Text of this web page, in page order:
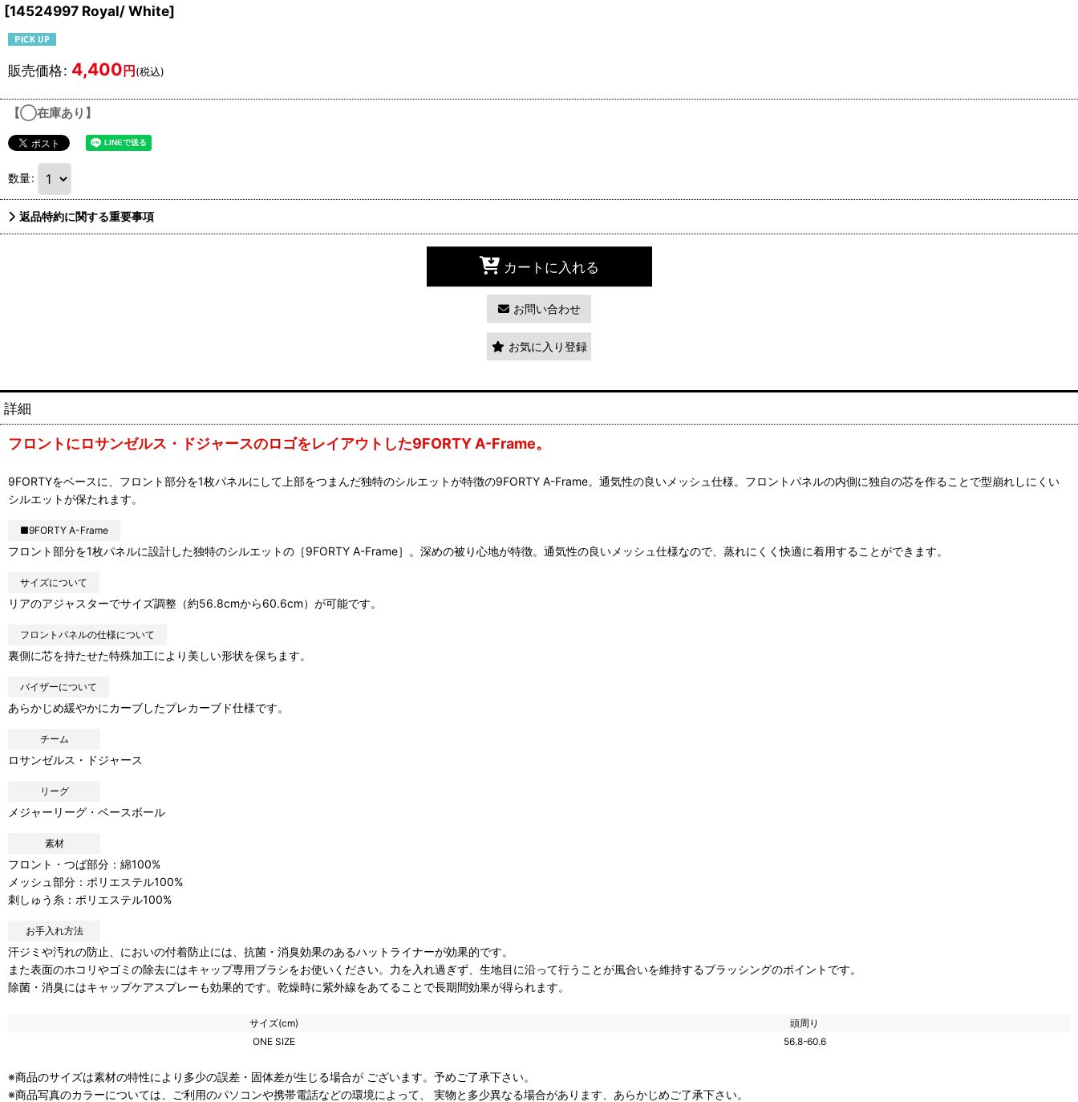
[14524997 Royal/ White]
販売価格: 4,400 円 (税込)
【◯在庫あり】
数量:
返品特約に関する重要事項
カートに入れる
お問い合わせ
お気に入り登録
詳細
フロントにロサンゼルス・ドジャースのロゴをレイアウトした9FORTY A-Frame。
9FORTYをベースに、フロント部分を1枚パネルにして上部をつまんだ独特のシルエットが特徴の9FORTY A-Frame。通気性の良いメッシュ仕様。フロントパネルの内側に独自の芯を作ることで型崩れしにくい
シルエットが保たれます。
■9FORTY A-Frame
フロント部分を1枚パネルに設計した独特のシルエットの［9FORTY A-Frame］。深めの被り心地が特徴。通気性の良いメッシュ仕様なので、蒸れにくく快適に着用することができます。
サイズについて
リアのアジャスターでサイズ調整（約56.8cmから60.6cm）が可能です。
フロントパネルの仕様について
裏側に芯を持たせた特殊加工により美しい形状を保ちます。
バイザーについて
あらかじめ緩やかにカーブしたプレカーブド仕様です。
チーム
ロサンゼルス・ドジャース
リーグ
メジャーリーグ・ベースボール
素材
フロント・つば部分：綿100%
メッシュ部分：ポリエステル100%
刺しゅう糸：ポリエステル100%
お手入れ方法
汗ジミや汚れの防止、においの付着防止には、抗菌・消臭効果のあるハットライナーが効果的です。
また表面のホコリやゴミの除去にはキャップ専用ブラシをお使いください。力を入れ過ぎず、生地目に沿って行うことが風合いを維持するブラッシングのポイントです。
除菌・消臭にはキャップケアスプレーも効果的です。乾燥時に紫外線をあてることで長期間効果が得られます。
サイズ(cm)
頭周り
ONE SIZE
56.8-60.6
※商品のサイズは素材の特性により多少の誤差・固体差が生じる場合が ございます。予めご了承下さい。
※商品写真のカラーについては、ご利用のパソコンや携帯電話などの環境によって、 実物と多少異なる場合があります、あらかじめご了承下さい。